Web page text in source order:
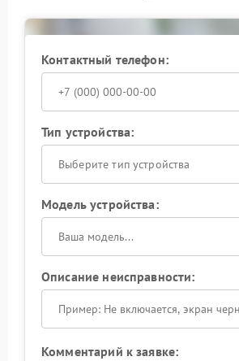
Контактный телефон:
Тип устройства:
Выберите тип устройства
Модель устройства:
Описание неисправности:
Комментарий к заявке: